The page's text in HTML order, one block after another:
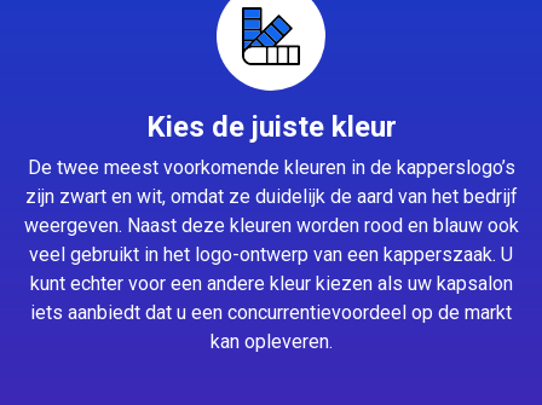
Kies de juiste kleur
De twee meest voorkomende kleuren in de kapperslogo’s
zijn zwart en wit, omdat ze duidelijk de aard van het bedrijf
weergeven. Naast deze kleuren worden rood en blauw ook
veel gebruikt in het logo-ontwerp van een kapperszaak. U
kunt echter voor een andere kleur kiezen als uw kapsalon
iets aanbiedt dat u een concurrentievoordeel op de markt
kan opleveren.